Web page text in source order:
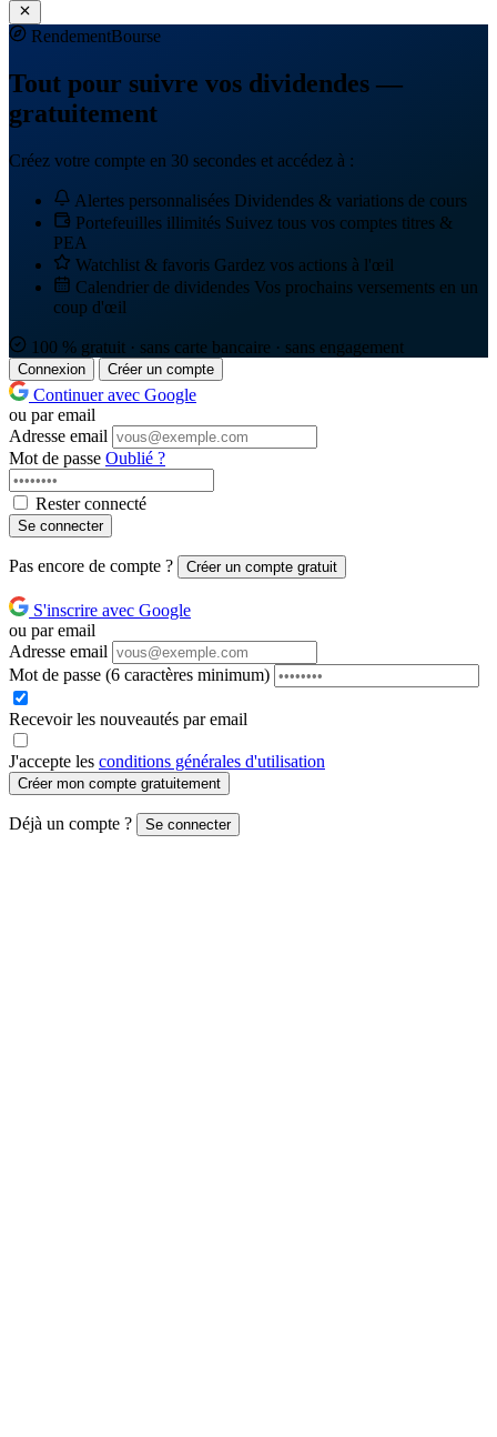
RendementBourse
Tout pour suivre vos dividendes —
gratuitement
Créez votre compte en 30 secondes et accédez à :
Alertes personnalisées Dividendes & variations de cours
Portefeuilles illimités Suivez tous vos comptes titres &
PEA
Watchlist & favoris Gardez vos actions à l'œil
Calendrier de dividendes Vos prochains versements en un
coup d'œil
100 % gratuit · sans carte bancaire · sans engagement
Connexion Créer un compte
Continuer avec Google
ou par email
Adresse email
Mot de passe Oublié ?
Rester connecté
Se connecter
Pas encore de compte ? Créer un compte gratuit
S'inscrire avec Google
ou par email
Adresse email
Mot de passe (6 caractères minimum)
Recevoir les nouveautés par email
J'accepte les conditions générales d'utilisation
Créer mon compte gratuitement
Déjà un compte ? Se connecter